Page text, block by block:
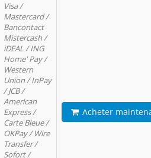
Visa /
Mastercard /
Bancontact
Mistercash /
iDEAL / ING
Home' Pay /
Western
Union / InPay
/ JCB /
American
Express /
Carte Bleue /
OKPay / Wire
Transfer /
Sofort /
Acheter